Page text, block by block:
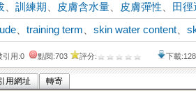
、訓練期 皮膚含水量 皮膚彈性
田徑
、training term 、skin water content 、
引用:0 點閱:703 評分: 下載:128
用網址 轉寄